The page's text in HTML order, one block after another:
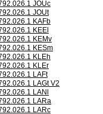
JOUc
JOUt
KAFb
KEEl
KEMv
KESm
KLEh
KLEr
LAFt
LAGt V2
LANl
LARa
LARc